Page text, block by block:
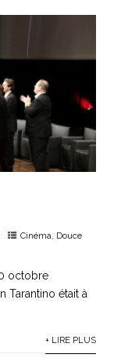
Cinéma, Douce
octobre
Tarantino était à
+ LIRE PLUS